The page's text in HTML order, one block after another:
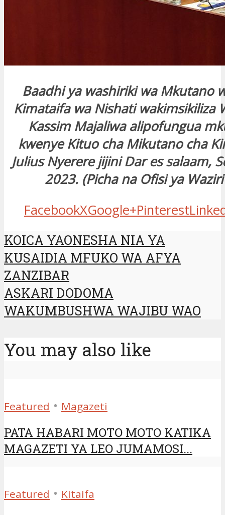
Baadhi ya washiriki wa Mkutano
Kimataifa wa Nishati wakimsikiliza
Kassim Majaliwa alipofungua
kwenye Kituo cha Mikutano cha
Julius Nyerere jijini Dar es salaam,
2023. (Picha na Ofisi ya
FacebookXGoogle+Pinterest
KOICA YAONESHA NIA YA
KUSAIDIA MFUKO WA AFYA
ZANZIBAR
ASKARI DODOMA
WAKUMBUSHWA WAJIBU WAO
You may also like
Featured • Magazeti
PATA HABARI MOTO MOTO KATIKA
MAGAZETI YA LEO JUMAMOSI...
Featured • Kitaifa